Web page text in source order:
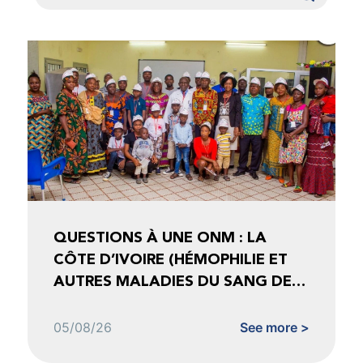
QUESTIONS À UNE ONM : LA
CÔTE D’IVOIRE (HÉMOPHILIE ET
AUTRES MALADIES DU SANG DE
05/08/26 See more >